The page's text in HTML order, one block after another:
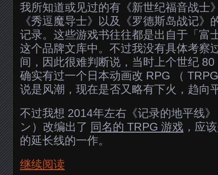
我所知道或见过的有《新世纪福音战士
《秀逗魔导士》以及《罗德斯岛战记》
记录。这些游戏书往往都是出自于「富
这个品牌文库中。不过我没有具体考察
间，因此很难判断说，当时上个世纪
确实有过一个日本动画改 RPG （
说是风潮，现在是否又略有下火，趋向
不过我想 2014年左右《记录的地平线
ン）改编出了 同名的 TRPG 游戏 ，应
的延长线的一作。
继续阅读